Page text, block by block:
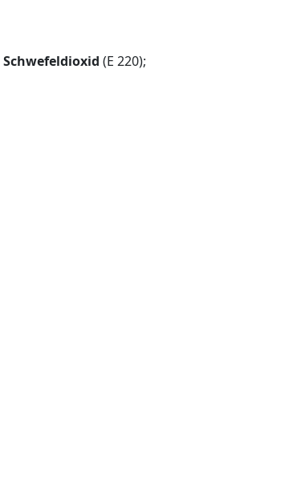
Schwefeldioxid (E 220);